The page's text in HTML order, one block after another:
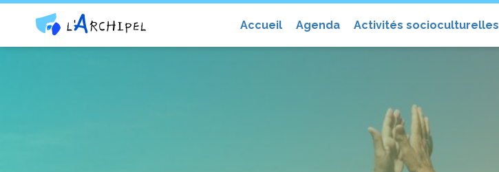
Accueil Agenda Activités socioculturelles
Centre social et culturel l'Archipel